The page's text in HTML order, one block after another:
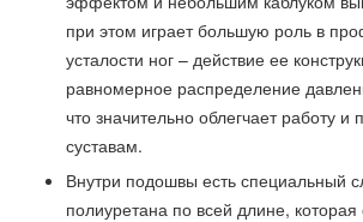
при этом играет большую роль в
усталости ног – действие ее
равномерное распределение
что значительно облегчает работу и
суставам.
Внутри подошвы есть специальный
полиуретана по всей длине, которая